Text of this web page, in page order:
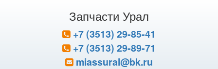
Запчасти Урал
+7 (3513) 29-85-41
+7 (3513) 29-89-71
miassural@bk.ru